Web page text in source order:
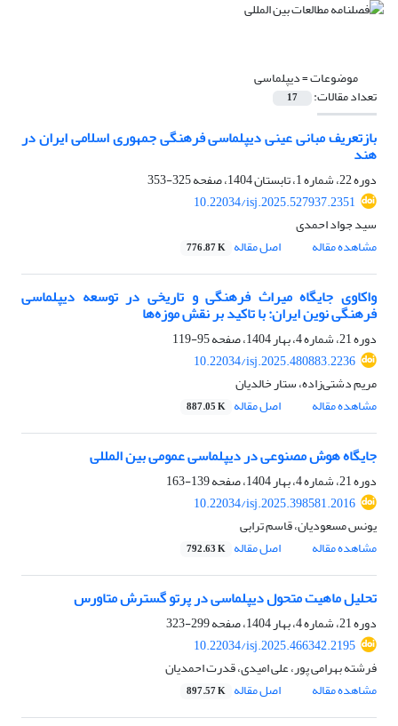
موضوعات =دیپلماسی
تعداد مقالات: 17
بازتعریف مبانی عینی دیپلماسی فرهنگی جمهوری اسلامی ایران در
هند
دوره 22، شماره 1، تابستان 1404، صفحه
325-353
10.22034/isj.2025.527937.2351
سید جواد احمدی
مشاهده مقاله
اصل مقاله 776.87 K
واکاوی جایگاه میراث فرهنگی و تاریخی در توسعه‌ دیپلماسی
فرهنگی نوین ایران: با تاکید بر نقش موزه‌ها
دوره 21، شماره 4، بهار 1404، صفحه
95-119
10.22034/isj.2025.480883.2236
مریم دشتی‌زاده، ستار خالدیان
مشاهده مقاله
اصل مقاله 887.05 K
جایگاه هوش مصنوعی در دیپلماسی عمومی بین المللی
دوره 21، شماره 4، بهار 1404، صفحه
139-163
10.22034/isj.2025.398581.2016
یونس مسعودیان، قاسم ترابی
مشاهده مقاله
اصل مقاله 792.63 K
تحلیل ماهیت متحول دیپلماسی در پرتو گسترش متاورس
دوره 21، شماره 4، بهار 1404، صفحه
299-323
10.22034/isj.2025.466342.2195
فرشته بهرامی پور، علی امیدی، قدرت احمدیان
مشاهده مقاله
اصل مقاله 897.57 K